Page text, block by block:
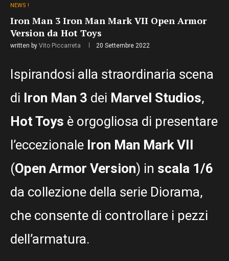
NEWS !
Iron Man 3 Iron Man Mark VII Open Armor
Version da Hot Toys
written by Vito Piccarreta 20 Settembre 2022
Ispirandosi alla straordinaria scena
di Iron Man 3 dei Marvel Studios,
Hot Toys è orgogliosa di presentare
l’eccezionale Iron Man Mark VII
(Open Armor Version) in scala 1/6
da collezione della serie Diorama,
che consente di controllare i pezzi
dell’armatura.